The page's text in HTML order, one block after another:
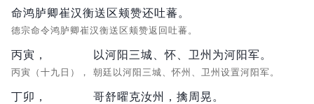
命鸿胪卿崔汉衡送区颊赞还吐蕃。
德宗命令鸿胪卿崔汉衡送区颊赞返回吐蕃。
丙寅，
丙寅（十九日），
以河阳三城、怀、卫州为河阳军。
朝廷以河阳三城、怀州、卫州设置河阳军。
丁卯， 哥舒曜克汝州， 擒周晃。